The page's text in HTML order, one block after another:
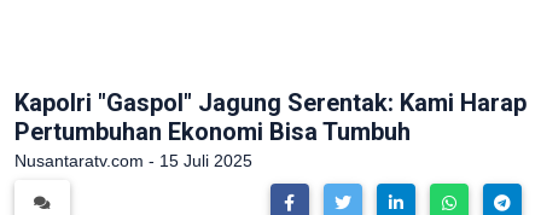
Kapolri "Gaspol" Jagung Serentak: Kami Harap
Pertumbuhan Ekonomi Bisa Tumbuh
Nusantaratv.com - 15 Juli 2025